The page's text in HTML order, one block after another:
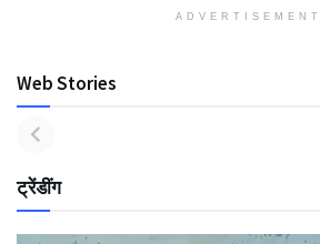
ADVERTISEMENT
Web Stories
ट्रेंडींग